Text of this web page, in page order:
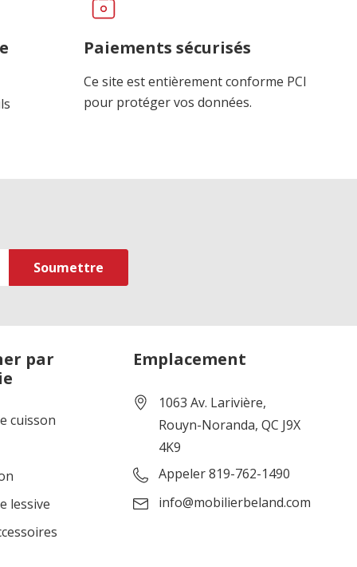
Paiements sécurisés
Ce site est entièrement conforme PCI
pour protéger vos données.
par
cuisson
lessive
Emplacement
1063 Av. Larivière,
Rouyn-Noranda, QC J9X
4K9
Appeler 819-762-1490
info@mobilierbeland.com